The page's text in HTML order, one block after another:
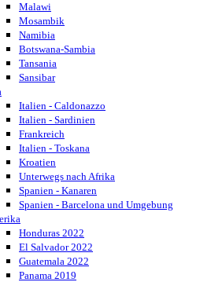
Malawi
Mosambik
Namibia
Botswana-Sambia
Tansania
Sansibar
Italien - Caldonazzo
Italien - Sardinien
Frankreich
Italien - Toskana
Kroatien
Unterwegs nach Afrika
Spanien - Kanaren
Spanien - Barcelona und Umgebung
Honduras 2022
El Salvador 2022
Guatemala 2022
Panama 2019